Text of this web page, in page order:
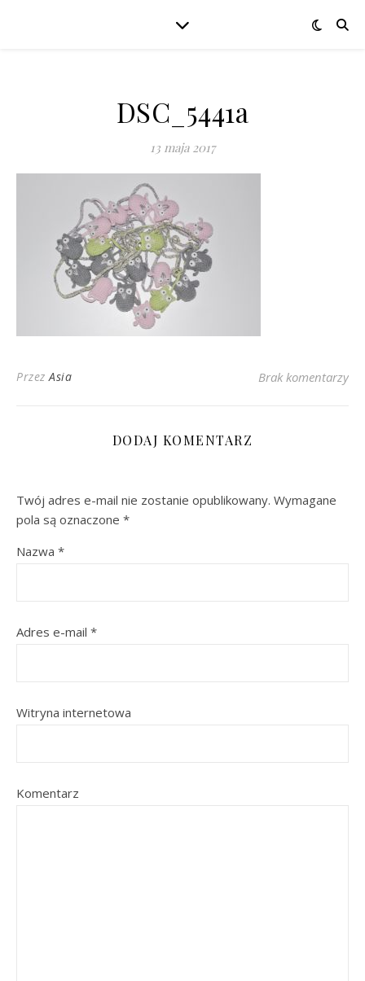
DSC_5441a
13 maja 2017
PrzezAsia Brak komentarzy
DODAJ KOMENTARZ
Twój adres e-mail nie zostanie opublikowany. Wymagane
pola są oznaczone *
Nazwa *
Adres e-mail *
Witryna internetowa
Komentarz